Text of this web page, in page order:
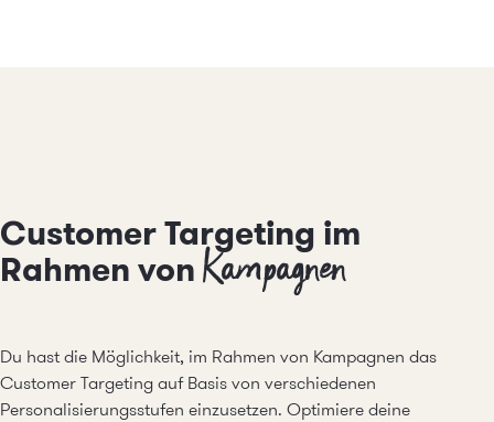
Customer Targeting im
Rahmen von Kampagnen
Du hast die Möglichkeit, im Rahmen von Kampagnen das
Customer Targeting auf Basis von verschiedenen
Personalisierungsstufen einzusetzen. Optimiere deine